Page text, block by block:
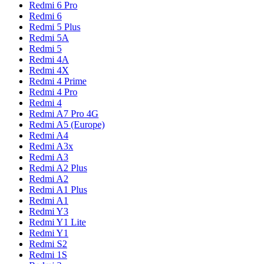
Redmi 6 Pro
Redmi 6
Redmi 5 Plus
Redmi 5A
Redmi 5
Redmi 4A
Redmi 4X
Redmi 4 Prime
Redmi 4 Pro
Redmi 4
Redmi A7 Pro 4G
Redmi A5 (Europe)
Redmi A4
Redmi A3x
Redmi A3
Redmi A2 Plus
Redmi A2
Redmi A1 Plus
Redmi A1
Redmi Y3
Redmi Y1 Lite
Redmi Y1
Redmi S2
Redmi 1S